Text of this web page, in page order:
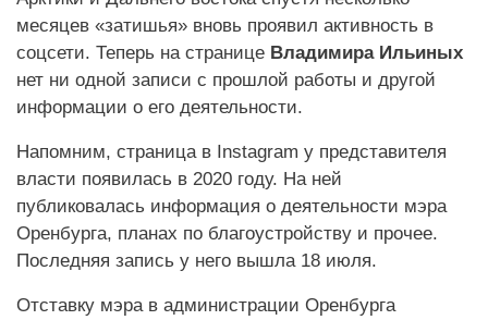
месяцев «затишья» вновь проявил активность в
соцсети. Теперь на странице Владимира Ильиных
нет ни одной записи с прошлой работы и другой
информации о его деятельности.
Напомним, страница в Instagram у представителя
власти появилась в 2020 году. На ней
публиковалась информация о деятельности мэра
Оренбурга, планах по благоустройству и прочее.
Последняя запись у него вышла 18 июля.
Отставку мэра в администрации Оренбурга